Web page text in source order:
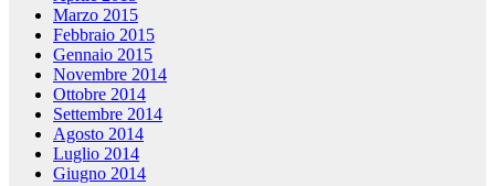
Marzo 2015
Febbraio 2015
Gennaio 2015
Novembre 2014
Ottobre 2014
Settembre 2014
Agosto 2014
Luglio 2014
Giugno 2014